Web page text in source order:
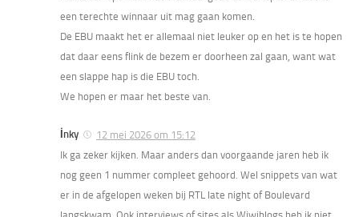
een terechte winnaar uit mag gaan komen.
De EBU maakt het er allemaal niet leuker op en het is te hopen
dat daar eens flink de bezem er doorheen zal gaan, want wat
een slappe hap is die EBU toch.
We hopen er maar het beste van.
İnky
12 mei 2026 om 15:12
Ik ga zeker kijken. Maar anders dan voorgaande jaren heb ik
nog geen 1 nummer compleet gehoord. Wel snippets van wat
er in de afgelopen weken bij RTL late night of Boulevard